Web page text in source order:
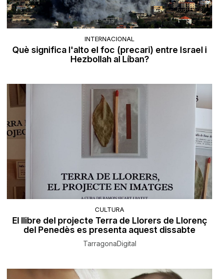
INTERNACIONAL
Què significa l'alto el foc (precari) entre Israel i
Hezbollah al Líban?
CULTURA
El llibre del projecte Terra de Llorers de Llorenç
del Penedès es presenta aquest dissabte
TarragonaDigital